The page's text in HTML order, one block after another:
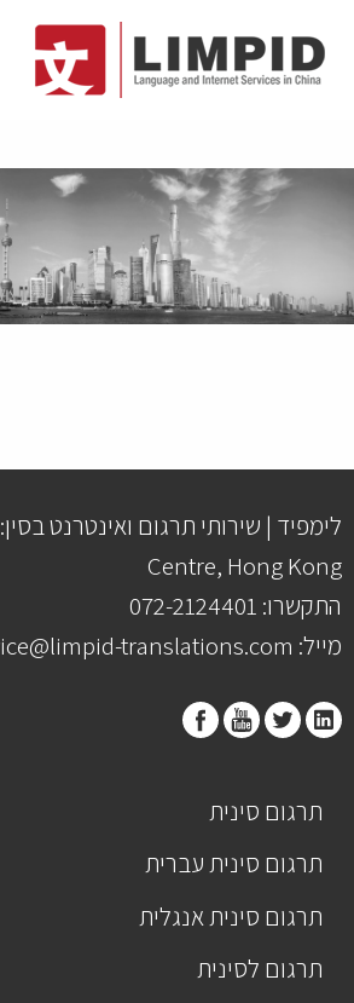
לימפיד | שירותי תרגום ואינטרנט בסין: Billion
Centre, Hong Kong
התקשרו: 072-2124401
מייל: service@limpid-translations.com
תרגום סינית
תרגום סינית עברית
תרגום סינית אנגלית
תרגום לסינית